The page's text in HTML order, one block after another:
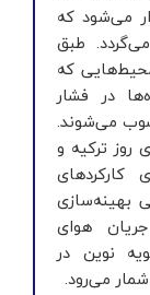
می‌شود که
طبق
که
در فشار
می‌شوند.
روز ترکیه و
کارکردهای
بهینه‌سازی
هوای
نوین در
می‌رو‌د.